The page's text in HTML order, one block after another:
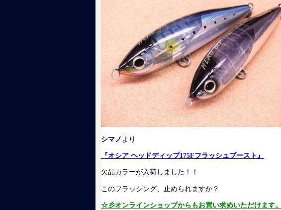
シマノ より
『オシア ヘッドディップ175Fフラッシュブースト』
欠品カラーが入荷しました！！
このフラッシング、止められますか？
☆彡オンラインショップからもお買い求めいただけます。